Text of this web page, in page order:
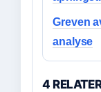
Greven
analyse
4